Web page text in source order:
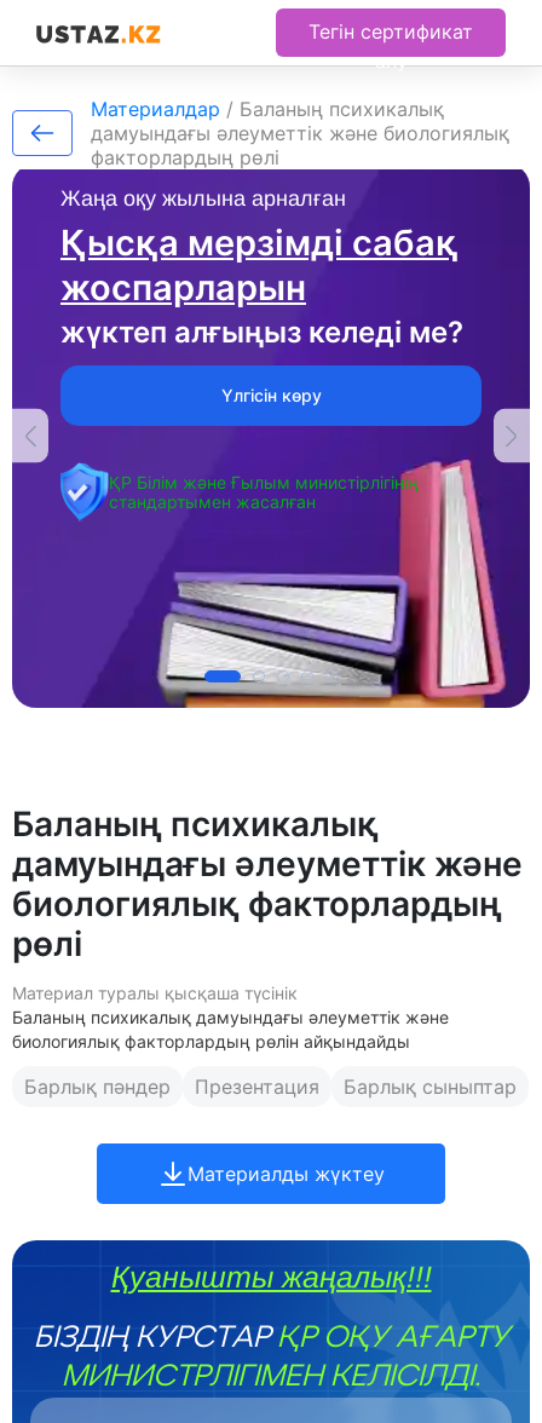
Тегін сертификат
алу
Жаңа оқу жылына арналған
Қысқа мерзімді сабақ
жоспарларын
жүктеп алғыңыз келеді ме?
Үлгісін көру
ҚР Білім және Ғылым министірлігінің
стандартымен жасалған
Материалдар / Баланың психикалық
дамуындағы әлеуметтік және биологиялық
факторлардың pөлi
Баланың психикалық
дамуындағы әлеуметтік және
биологиялық факторлардың
pөлi
Материал туралы қысқаша түсінік
Баланың психикалық дамуындағы әлеуметтік және
биологиялық факторлардың pөлін айқындайды
Барлық пәндер Презентация Барлық сыныптар
Материалды жүктеу
Қуанышты жаңалық!!!
БІЗДІҢ КУРСТАРҚР ОҚУ АҒАРТУ
МИНИСТРЛІГІМЕН КЕЛІСІЛДІ.